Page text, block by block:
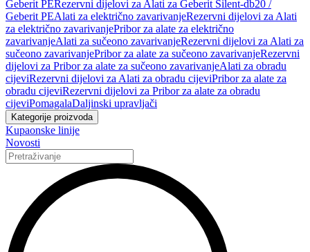
Geberit PERezervni dijelovi za Alati za Geberit Silent-db20 /
Geberit PEAlati za električno zavarivanjeRezervni dijelovi za Alati
za električno zavarivanjePribor za alate za električno
zavarivanjeAlati za sučeono zavarivanjeRezervni dijelovi za Alati za
sučeono zavarivanjePribor za alate za sučeono zavarivanjeRezervni
dijelovi za Pribor za alate za sučeono zavarivanjeAlati za obradu
cijeviRezervni dijelovi za Alati za obradu cijeviPribor za alate za
obradu cijeviRezervni dijelovi za Pribor za alate za obradu
cijeviPomagalaDaljinski upravljači
Kategorije proizvoda
Kupaonske linije
Novosti